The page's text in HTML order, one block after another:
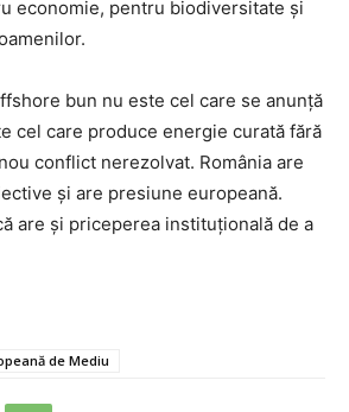
economie, pentru biodiversitate și
bun nu este cel care se anunță
cel care produce energie curată fără
conflict nerezolvat. România are
și are presiune europeană.
are și priceperea instituțională de a
de Mediu